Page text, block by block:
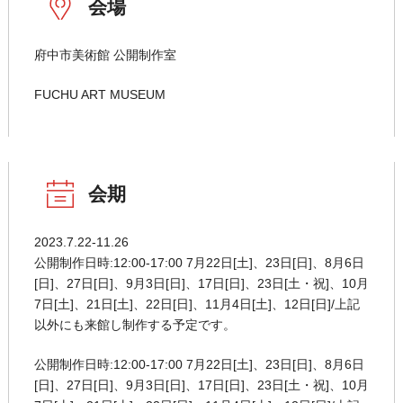
会場
府中市美術館 公開制作室
FUCHU ART MUSEUM
会期
2023.7.22-11.26
公開制作日時:12:00-17:00 7月22日[土]、23日[日]、8月6日
[日]、27日[日]、9月3日[日]、17日[日]、23日[土・祝]、10月
7日[土]、21日[土]、22日[日]、11月4日[土]、12日[日]/上記
以外にも来館し制作する予定です。
公開制作日時:12:00-17:00 7月22日[土]、23日[日]、8月6日
[日]、27日[日]、9月3日[日]、17日[日]、23日[土・祝]、10月